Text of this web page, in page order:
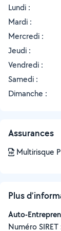
Lundi :
Mardi :
Mercredi :
Jeudi :
Vendredi :
Samedi :
Dimanche :
Assurances
Multirisque
Plus
Auto-
Numéro SIRET